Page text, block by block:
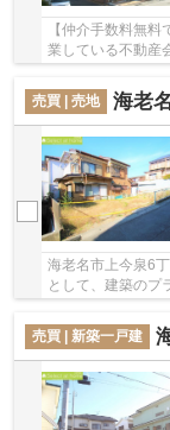
【仲介手数料無
業している不動産
売買 | 売地
海老
海老名市上今泉6
として、建築のプ
売買 | 新築一戸建
海